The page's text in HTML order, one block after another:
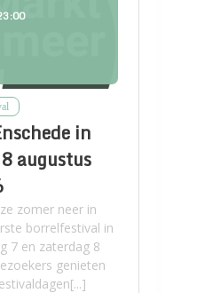
in
augustus
zomer neer in
borrelfestival in
7 en zaterdag 8
genieten